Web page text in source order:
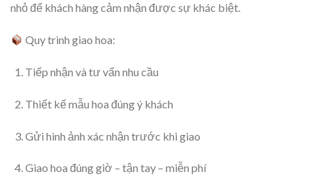
nhỏ để khách hàng cảm nhận được sự khác biệt.
Quy trình giao hoa:
Tiếp nhận và tư vấn nhu cầu
Thiết kế mẫu hoa đúng ý khách
Gửi hình ảnh xác nhận trước khi giao
Giao hoa đúng giờ – tận tay – miễn phí